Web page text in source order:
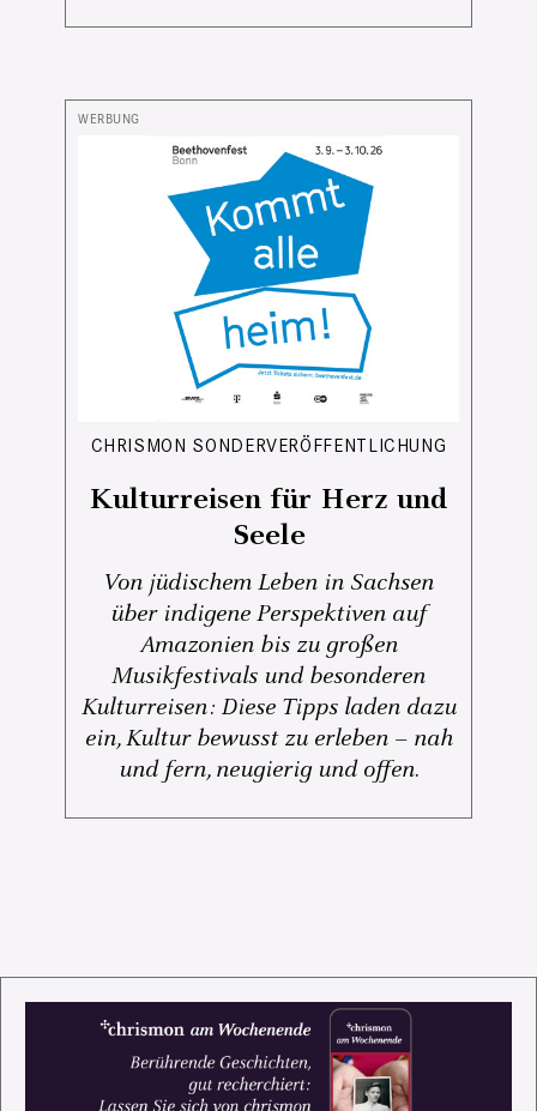
CHRISMON SONDERVERÖFFENTLICHUNG
Kulturreisen für Herz und
Seele
Von jüdischem Leben in Sachsen
über indigene Perspektiven auf
Amazonien bis zu großen
Musikfestivals und besonderen
Kulturreisen: Diese Tipps laden dazu
ein, Kultur bewusst zu erleben – nah
und fern, neugierig und offen.